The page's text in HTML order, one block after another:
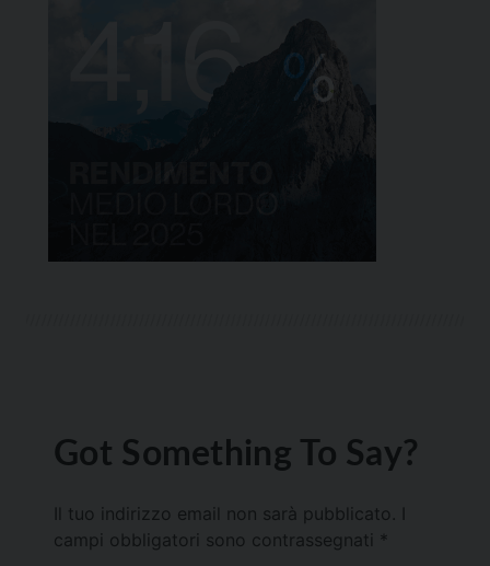
Got Something To Say?
Il tuo indirizzo email non sarà pubblicato.
campi obbligatori sono contrassegnati *